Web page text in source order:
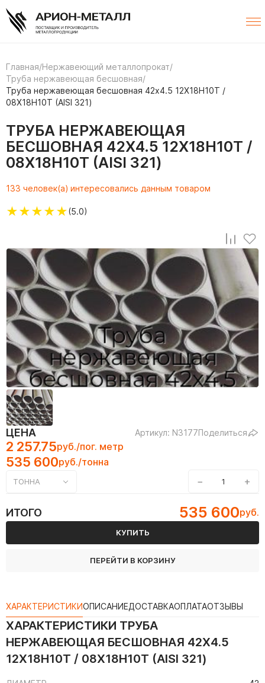
Главная/Нержавеющий металлопрокат/
Труба нержавеющая бесшовная/
Труба нержавеющая бесшовная 42х4.5 12Х18Н10Т /
08Х18Н10Т (AISI 321)
ТРУБА НЕРЖАВЕЮЩАЯ
БЕСШОВНАЯ 42Х4.5 12Х18Н10Т /
08Х18Н10Т (AISI 321)
133 человек(а) интересовались данным товаром
★★★★★(5.0)
ЦЕНА Артикул: N3177Поделиться
2 257.75руб./пог. метр
535 600руб./тонна
ТОННА − +
ИТОГО 535 600руб.
КУПИТЬ
ПЕРЕЙТИ В КОРЗИНУ
ХАРАКТЕРИСТИКИОПИСАНИЕДОСТАВКАОПЛАТАОТЗЫВЫ
ХАРАКТЕРИСТИКИ ТРУБА
НЕРЖАВЕЮЩАЯ БЕСШОВНАЯ 42Х4.5
12Х18Н10Т / 08Х18Н10Т (AISI 321)